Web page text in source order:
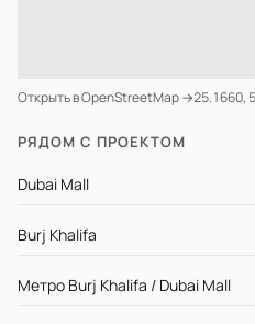
Открыть в OpenStreetMap →25.1660,
РЯДОМ С ПРОЕКТОМ
Dubai Mall
Burj Khalifa
Метро Burj Khalifa / Dubai Mall